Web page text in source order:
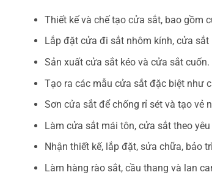
Thiết kế và chế tạo cửa sắt, bao gồm
Lắp đặt cửa đi sắt nhôm kính, cửa
Sản xuất cửa sắt kéo và cửa sắt cuốn.
Tạo ra các mẫu cửa sắt đặc biệt như
Sơn cửa sắt để chống rỉ sét và tạo vẻ
Làm cửa sắt mái tôn, cửa sắt theo
Nhận thiết kế, lắp đặt, sửa chữa, bảo
Làm hàng rào sắt, cầu thang và lan